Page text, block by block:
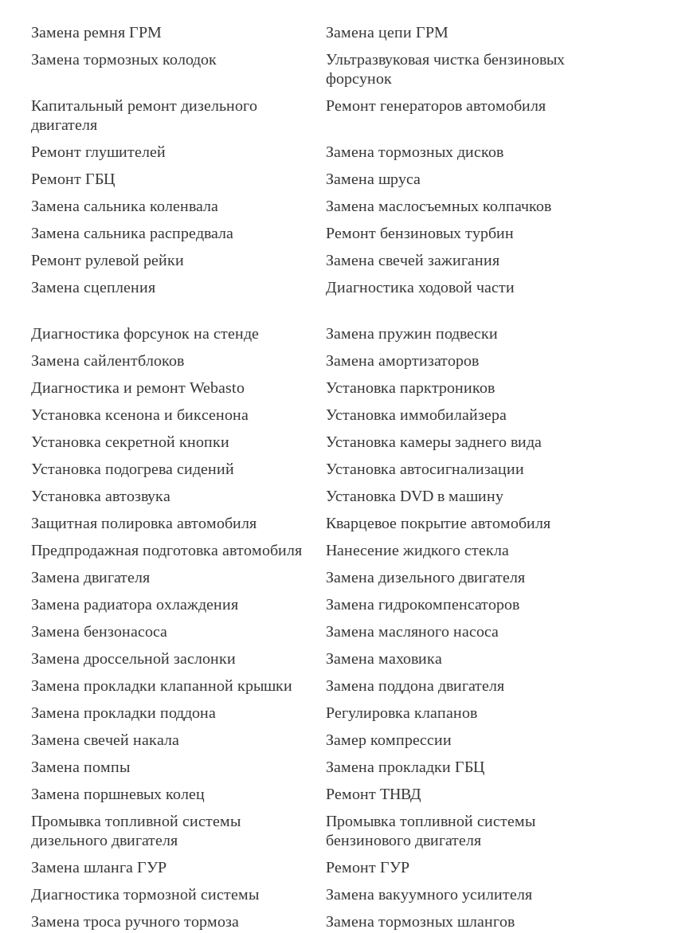
Замена ремня ГРМ
Замена цепи ГРМ
Замена тормозных колодок
Ультразвуковая чистка бензиновых
форсунок
Капитальный ремонт дизельного
двигателя
Ремонт генераторов автомобиля
Ремонт глушителей
Замена тормозных дисков
Ремонт ГБЦ
Замена шруса
Замена сальника коленвала
Замена маслосъемных колпачков
Замена сальника распредвала
Ремонт бензиновых турбин
Ремонт рулевой рейки
Замена свечей зажигания
Замена сцепления Диагностика ходовой части
Диагностика форсунок на стенде
Замена пружин подвески
Замена сайлентблоков
Замена амортизаторов
Диагностика и ремонт Webasto
Установка парктроников
Установка ксенона и биксенона
Установка иммобилайзера
Установка секретной кнопки
Установка камеры заднего вида
Установка подогрева сидений
Установка автосигнализации
Установка автозвука
Установка DVD в машину
Защитная полировка автомобиля
Кварцевое покрытие автомобиля
Предпродажная подготовка автомобиля
Нанесение жидкого стекла
Замена двигателя
Замена дизельного двигателя
Замена радиатора охлаждения
Замена гидрокомпенсаторов
Замена бензонасоса
Замена масляного насоса
Замена дроссельной заслонки
Замена маховика
Замена прокладки клапанной крышки
Замена поддона двигателя
Замена прокладки поддона
Регулировка клапанов
Замена свечей накала
Замер компрессии
Замена помпы
Замена прокладки ГБЦ
Замена поршневых колец
Ремонт ТНВД
Промывка топливной системы
дизельного двигателя
Промывка топливной системы
бензинового двигателя
Замена шланга ГУР
Ремонт ГУР
Диагностика тормозной системы
Замена вакуумного усилителя
Замена троса ручного тормоза
Замена тормозных шлангов